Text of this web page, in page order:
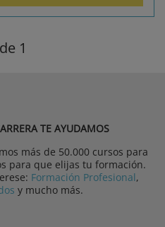
de 1
TE AYUDAMOS
más de 50.000 cursos para
para que elijas tu formación.
Formación Profesional,
y mucho más.